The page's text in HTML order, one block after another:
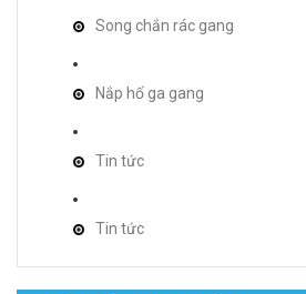
Song chắn rác gang
Nắp hố ga gang
Tin tức
Tin tức